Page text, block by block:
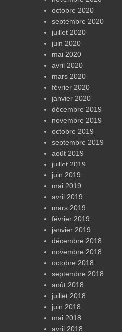
octobre 2020
septembre 2020
juillet 2020
juin 2020
mai 2020
avril 2020
mars 2020
février 2020
janvier 2020
décembre 2019
novembre 2019
octobre 2019
septembre 2019
août 2019
juillet 2019
juin 2019
mai 2019
avril 2019
mars 2019
février 2019
janvier 2019
décembre 2018
novembre 2018
octobre 2018
septembre 2018
août 2018
juillet 2018
juin 2018
mai 2018
avril 2018